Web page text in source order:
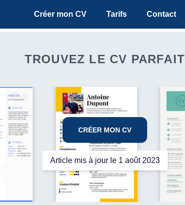
Créer mon CV Tarifs Contact
TROUVEZ LE CV PARFAIT
CRÉER MON CV
Article mis à jour le 1 août 2023